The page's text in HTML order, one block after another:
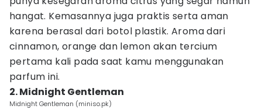
hangat. Kemasannya juga praktis serta aman
karena berasal dari botol plastik. Aroma dari
cinnamon, orange dan lemon akan tercium
pertama kali pada saat kamu menggunakan
parfum ini.
2. Midnight Gentleman
Midnight Gentleman (miniso.pk)